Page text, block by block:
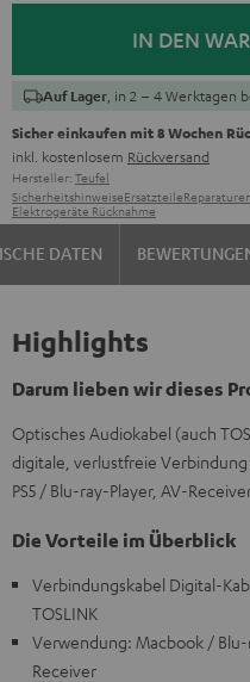
IN DEN
Auf Lager , in 2 – 4 Werktagen
Sicher einkaufen mit 8 Wochen
inkl. kostenlosem Rückversand
Hersteller: Teufel
SicherheitshinweiseErsatzteileReparaturen
Elektrogeräte Rücknahme
DATEN
Highlights
Darum lieben wir dieses
Optisches Audiokabel (auch
digitale, verlustfreie
PS5 / Blu-ray-Player, AV-
Die Vorteile im Überblick
Verbindungskabel Digital-
TOSLINK
Verwendung: Macbook /
Receiver